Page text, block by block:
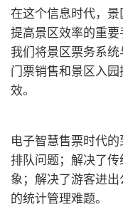
在这个信息时代，景
提高景区效率的重要
我们将景区票务系
门票销售和景区入
效。
电子智慧售票时代
排队问题；解决了
象；解决了游客进
的统计管理难题。